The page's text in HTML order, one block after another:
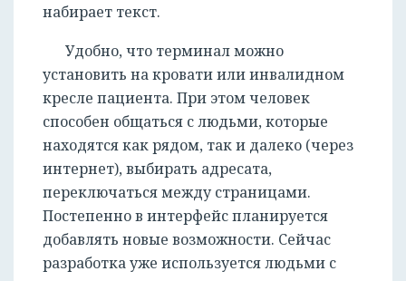
набирает текст.
Удобно, что терминал можно
установить на кровати или инвалидном
кресле пациента. При этом человек
способен общаться с людьми, которые
находятся как рядом, так и далеко (через
интернет), выбирать адресата,
переключаться между страницами.
Постепенно в интерфейс планируется
добавлять новые возможности. Сейчас
разработка уже используется людьми с